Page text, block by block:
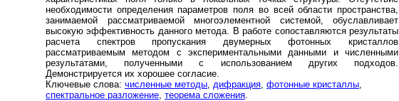
необходимости определения параметров поля во всей области пространства,
занимаемой рассматриваемой многоэлементной системой, обуславливает
высокую эффективность данного метода. В работе сопоставляются результаты
расчета спектров пропускания двумерных фотонных кристаллов
рассматриваемым методом с экспериментальными данными и численными
результатами, полученными с использованием других подходов.
Демонстрируется их хорошее согласие.
Ключевые слова: численные методы, дифракция, фотонные кристаллы,
спектральное разложение, теорема сложения.